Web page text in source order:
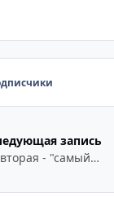
запись
RAID. Часть вторая - "самый вкусный" RAID5...